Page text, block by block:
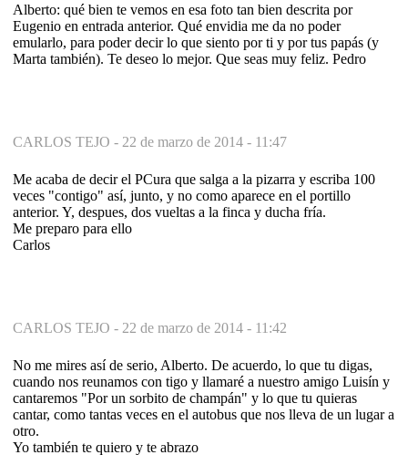
Alberto: qué bien te vemos en esa foto tan bien descrita por
Eugenio en entrada anterior. Qué envidia me da no poder
emularlo, para poder decir lo que siento por ti y por tus papás (y
Marta también). Te deseo lo mejor. Que seas muy feliz. Pedro
CARLOS TEJO - 22 de marzo de 2014 - 11:47
Me acaba de decir el PCura que salga a la pizarra y escriba 100
veces "contigo" así, junto, y no como aparece en el portillo
anterior. Y, despues, dos vueltas a la finca y ducha fría.
Me preparo para ello
Carlos
CARLOS TEJO - 22 de marzo de 2014 - 11:42
No me mires así de serio, Alberto. De acuerdo, lo que tu digas,
cuando nos reunamos con tigo y llamaré a nuestro amigo Luisín y
cantaremos "Por un sorbito de champán" y lo que tu quieras
cantar, como tantas veces en el autobus que nos lleva de un lugar a
otro.
Yo también te quiero y te abrazo